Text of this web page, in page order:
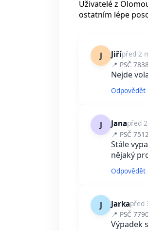
Uživatelé z
ostatním lépe
J Jiřípřed 2
📍 PSČ
Nejde
Odpovědět
J Janapřed
📍 PSČ
Stále
nějaký
Odpovědět
J Jarkapřed
📍 PSČ
Výpadek